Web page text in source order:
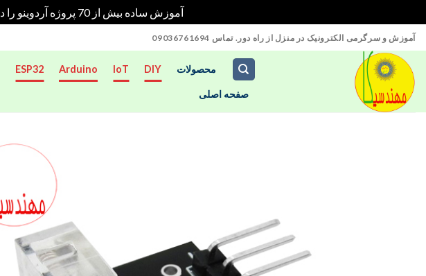
آموزش ساده بیش از 70 پروژه آردوینو را در خانه بدون نیاز به تجهیزات خاص (09191022022)
Skip
to
content
آموزش و سرگرمی الکترونیک در منزل از راه دور. تماس 09036761694
محصولات DIY
IoT
Arduino
ESP32
صفحه اصلی